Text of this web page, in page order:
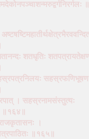
॥
शतधृतिः
। सहस्रनामसंस्तुत्यः
॥१६४॥
।
॥१६५॥